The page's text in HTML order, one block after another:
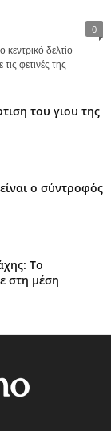
0
κεντρικό δελτίο
φετινές της
του γιου της
ο σύντροφός
Το
στη μέση